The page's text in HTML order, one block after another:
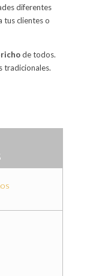
diferentes
tus clientes o
de todos.
tradicionales.